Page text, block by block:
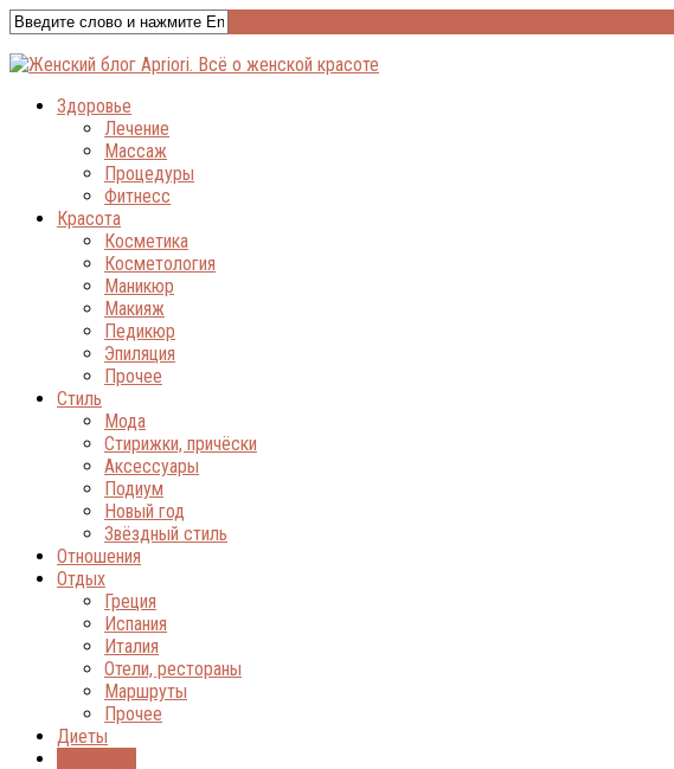
Здоровье
Лечение
Массаж
Процедуры
Фитнесс
Красота
Косметика
Косметология
Маникюр
Макияж
Педикюр
Эпиляция
Прочее
Стиль
Мода
Стирижки, причёски
Аксессуары
Подиум
Новый год
Звёздный стиль
Отношения
Отдых
Греция
Испания
Италия
Отели, рестораны
Маршруты
Прочее
Диеты